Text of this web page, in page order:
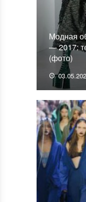
Модная
— 2017:
(фото)